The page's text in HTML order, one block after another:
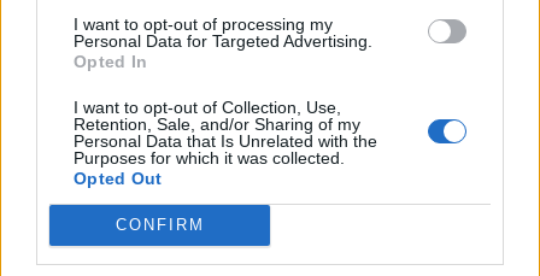
I want to opt-out of processing my
Personal Data for Targeted Advertising.
Opted In
I want to opt-out of Collection, Use,
Retention, Sale, and/or Sharing of my
Personal Data that Is Unrelated with the
Purposes for which it was collected.
Opted Out
CONFIRM
bohater literacki w sytuacji wyboru.
Omów zagadnienie na podstawie
Mickiewicza. W swojej odpowiedzi
uwzględnij również wybrany kontekst.
Miłość tragiczna. Omów zagadnienie
na podstawie Konrada Wallenroda